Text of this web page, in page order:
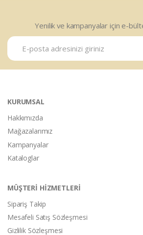
Yenilik ve kampanyalar için e-
KURUMSAL
Hakkımızda
Mağazalarımız
Kampanyalar
Kataloglar
MÜŞTERİ HİZMETLERİ
Sipariş Takip
Mesafeli Satış Sözleşmesi
Gizlilik Sözleşmesi